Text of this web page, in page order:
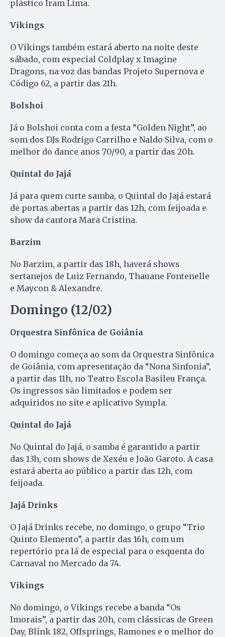
plástico Iram Lima.
Vikings
O Vikings também estará aberto na noite deste
sábado, com especial Coldplay x Imagine
Dragons, na voz das bandas Projeto Supernova e
Código 62, a partir das 21h.
Bolshoi
Já o Bolshoi conta com a festa “Golden Night”, ao
som dos DJs Rodrigo Carrilho e Naldo Silva, com o
melhor do dance anos 70/90, a partir das 20h.
Quintal do Jajá
Já para quem curte samba, o Quintal do Jajá estará
de portas abertas a partir das 12h, com feijoada e
show da cantora Mara Cristina.
Barzim
No Barzim, a partir das 18h, haverá shows
sertanejos de Luiz Fernando, Thauane Fontenelle
e Maycon & Alexandre.
Domingo (12/02)
Orquestra Sinfônica de Goiânia
O domingo começa ao som da Orquestra Sinfônica
de Goiânia, com apresentação da “Nona Sinfonia”,
a partir das 11h, no Teatro Escola Basileu França.
Os ingressos são limitados e podem ser
adquiridos no site e aplicativo Sympla.
Quintal do Jajá
No Quintal do Jajá, o samba é garantido a partir
das 13h, com shows de Xexéu e João Garoto. A casa
estará aberta ao público a partir das 12h, com
feijoada.
Jajá Drinks
O Jajá Drinks recebe, no domingo, o grupo “Trio
Quinto Elemento”, a partir das 16h, com um
repertório pra lá de especial para o esquenta do
Carnaval no Mercado da 74.
Vikings
No domingo, o Vikings recebe a banda “Os
Imorais”, a partir das 20h, com clássicas de Green
Day, Blink 182, Offsprings, Ramones e o melhor do